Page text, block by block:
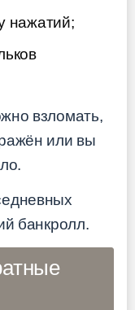
нажатий;
взломать,
или вы
банкролл.